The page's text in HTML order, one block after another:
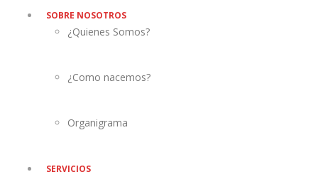
SOBRE NOSOTROS
¿Quienes Somos?
¿Como nacemos?
Organigrama
SERVICIOS